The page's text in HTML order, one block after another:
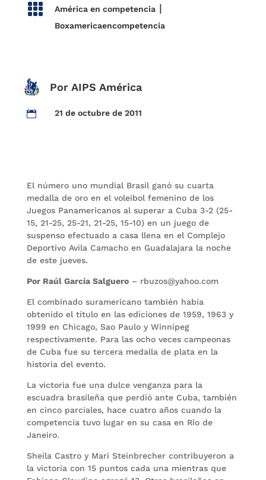
 América en competencia|
Boxamericaencompetencia
Por AIPS América
 21 de octubre de 2011
El número uno mundial Brasil ganó su cuarta
medalla de oro en el voleibol femenino de los
Juegos Panamericanos al superar a Cuba 3-2 (25-
15, 21-25, 25-21, 21-25, 15-10) en un juego de
suspenso efectuado a casa llena en el Complejo
Deportivo Avila Camacho en Guadalajara la noche
de este jueves.
Por Raúl García Salguero– rbuzos@yahoo.com
El combinado suramericano también había
obtenido el título en las ediciones de 1959, 1963 y
1999 en Chicago, Sao Paulo y Winnipeg
respectivamente. Para las ocho veces campeonas
de Cuba fue su tercera medalla de plata en la
historia del evento.
La victoria fue una dulce venganza para la
escuadra brasileña que perdió ante Cuba, también
en cinco parciales, hace cuatro años cuando la
competencia tuvo lugar en su casa en Río de
Janeiro.
Sheila Castro y Mari Steinbrecher contribuyeron a
la victoria con 15 puntos cada una mientras que